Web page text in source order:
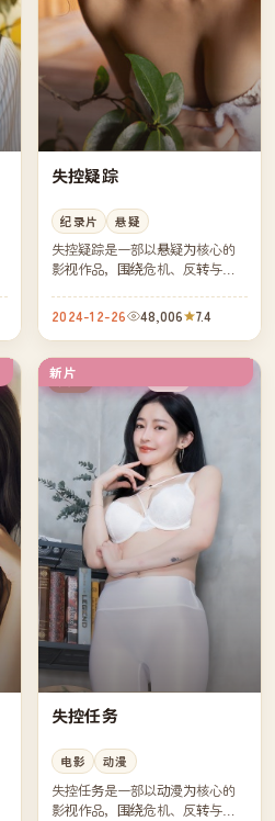
失控疑踪
纪录片 悬疑
失控疑踪是一部以悬疑为核心的
影视作品，围绕危机、反转与人
得推荐观看。
2024-12-26 48,006 7.4
新片
英国
失控任务
电影 动漫
失控任务是一部以动漫为核心的
影视作品，围绕危机、反转与人